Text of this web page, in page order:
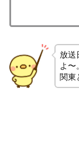
放送
よ〜。
関東